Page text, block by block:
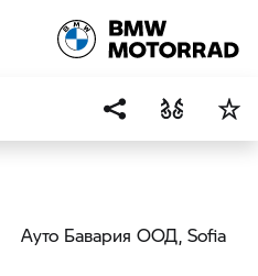
Ауто Бавария ООД, Sofia